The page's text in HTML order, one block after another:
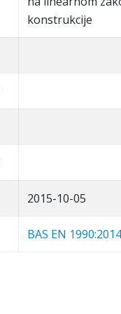
konstrukcije
2015-10-05
BAS EN 1990:2014